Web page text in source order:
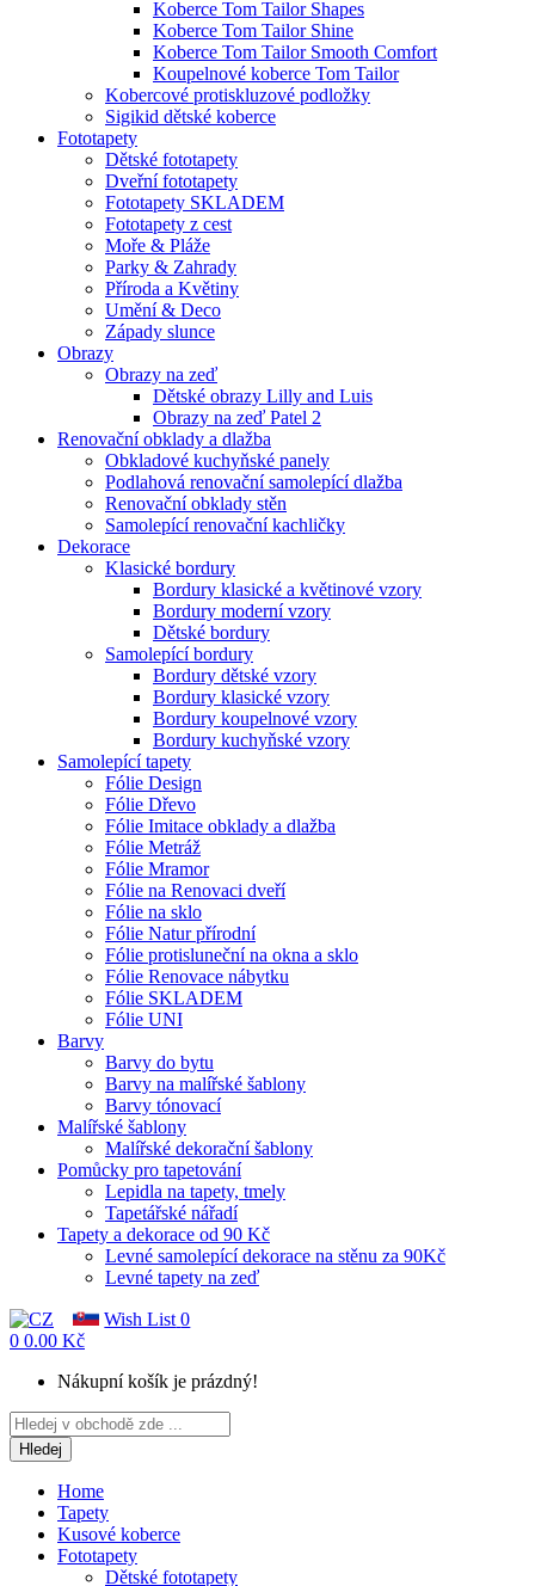
Koberce Tom Tailor Shapes
Koberce Tom Tailor Shine
Koberce Tom Tailor Smooth Comfort
Koupelnové koberce Tom Tailor
Kobercové protiskluzové podložky
Sigikid dětské koberce
Fototapety
Dětské fototapety
Dveřní fototapety
Fototapety SKLADEM
Fototapety z cest
Moře & Pláže
Parky & Zahrady
Příroda a Květiny
Umění & Deco
Západy slunce
Obrazy
Obrazy na zeď
Dětské obrazy Lilly and Luis
Obrazy na zeď Patel 2
Renovační obklady a dlažba
Obkladové kuchyňské panely
Podlahová renovační samolepící dlažba
Renovační obklady stěn
Samolepící renovační kachličky
Dekorace
Klasické bordury
Bordury klasické a květinové vzory
Bordury moderní vzory
Dětské bordury
Samolepící bordury
Bordury dětské vzory
Bordury klasické vzory
Bordury koupelnové vzory
Bordury kuchyňské vzory
Samolepící tapety
Fólie Design
Fólie Dřevo
Fólie Imitace obklady a dlažba
Fólie Metráž
Fólie Mramor
Fólie na Renovaci dveří
Fólie na sklo
Fólie Natur přírodní
Fólie protisluneční na okna a sklo
Fólie Renovace nábytku
Fólie SKLADEM
Fólie UNI
Barvy
Barvy do bytu
Barvy na malířské šablony
Barvy tónovací
Malířské šablony
Malířské dekorační šablony
Pomůcky pro tapetování
Lepidla na tapety, tmely
Tapetářské nářadí
Tapety a dekorace od 90 Kč
Levné samolepící dekorace na stěnu za 90Kč
Levné tapety na zeď
Wish List 0
0 0.00 Kč
Nákupní košík je prázdný!
Hledej
Home
Tapety
Kusové koberce
Fototapety
Dětské fototapety